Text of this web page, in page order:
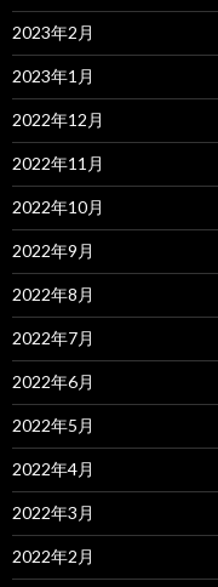
2023年2月
2023年1月
2022年12月
2022年11月
2022年10月
2022年9月
2022年8月
2022年7月
2022年6月
2022年5月
2022年4月
2022年3月
2022年2月